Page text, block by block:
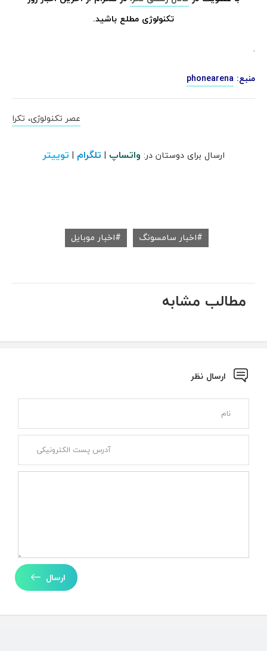
تکنولوژی مطلع باشید.
.
منبع: phonearena
عصر تکنولوژی، تکرا
ارسال برای دوستان در: واتساپ | تلگرام | توییتر
اخبار سامسونگ اخبار موبایل
مطالب مشابه
ارسال نظر
ارسال